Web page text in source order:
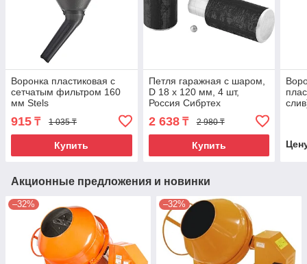
Воронка пластиковая с
сетчатым фильтром 160
мм Stels
915 ₸ 1 035 ₸
Купить
Петля гаражная с шаром,
D 18 x 120 мм, 4 шт,
Россия Сибртех
2 638₸ 2 980 ₸
Купить
Акционные предложения и новинки
–32% –32%